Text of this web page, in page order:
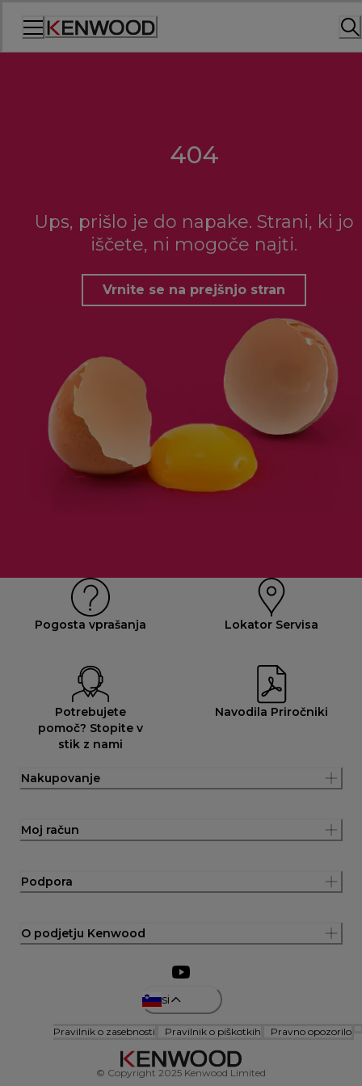
404
Ups, prišlo je do napake. Strani, ki jo
iščete, ni mogoče najti.
Vrnite se na prejšnjo stran
Pogosta vprašanja Lokator Servisa
Potrebujete
pomoč? Stopite v
stik z nami
Navodila Priročniki
Nakupovanje
Moj račun
Podpora
O podjetju Kenwood
si
Pravilnik o zasebnosti Pravilnik o piškotkih Pravno opozorilo
© Copyright 2025 Kenwood Limited